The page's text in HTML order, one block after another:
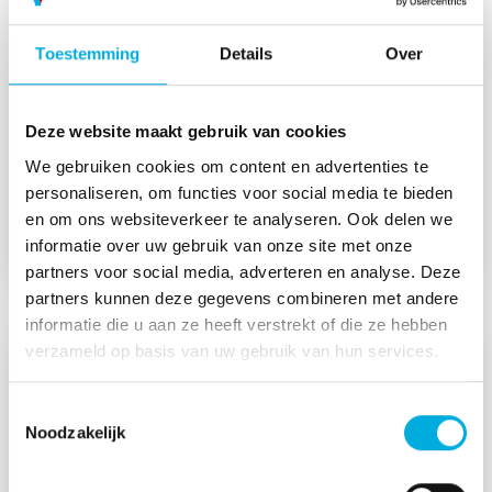
Toestemming Details Over
Deze website maakt gebruik van cookies
We gebruiken cookies om content en advertenties te
personaliseren, om functies voor social media te bieden
en om ons websiteverkeer te analyseren. Ook delen we
informatie over uw gebruik van onze site met onze
partners voor social media, adverteren en analyse. Deze
partners kunnen deze gegevens combineren met andere
informatie die u aan ze heeft verstrekt of die ze hebben
verzameld op basis van uw gebruik van hun services.
Noodzakelijk
Food
Wij waarborgen hygiëne en kwaliteit in de
strikte procedures en jarenlange ervaring in de
op- en overslag en het mengen van
melkpoeders, plantaardige oliën en vetten.